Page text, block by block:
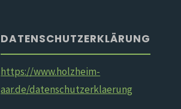
DATENSCHUTZERKLÄRUNG
https://www.holzheim-
aar.de/datenschutzerklaerung